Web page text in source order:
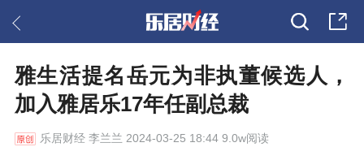
雅生活提名岳元为非执董候选人，
加入雅居乐17年任副总裁
乐居财经李兰兰 2024-03-25 18:44 9.0w阅读